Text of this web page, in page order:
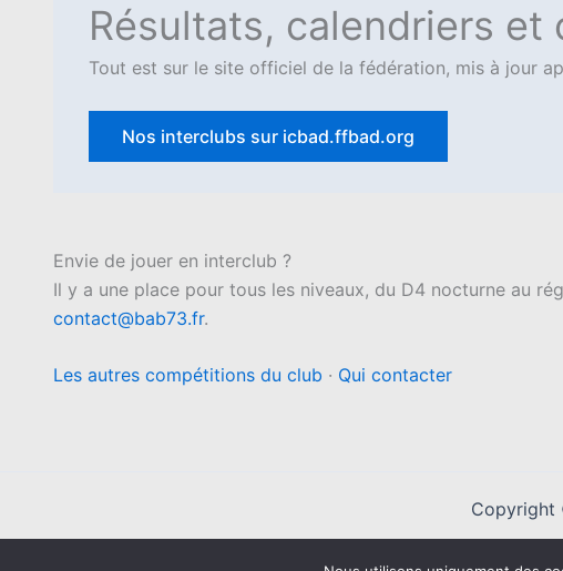
Résultats, calendriers et
Tout est sur le site officiel de la fédération, mis à jour
Nos interclubs sur icbad.ffbad.org
Envie de jouer en interclub ?
Il y a une place pour tous les niveaux, du D4 nocturne au
contact@bab73.fr.
Les autres compétitions du club · Qui contacter
Copyright